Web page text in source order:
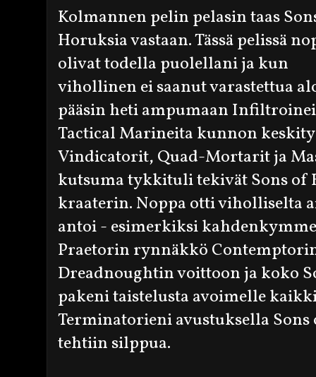
Kolmannen pelin pelasin taas
Horuksia vastaan. Tässä pelissä
olivat todella puolellani ja kun
vihollinen ei saanut varastettua
pääsin heti ampumaan
Tactical Marineita kunnon
Vindicatorit, Quad-Mortarit ja
kutsuma tykkituli tekivät Sons of
kraaterin. Noppa otti viholliselta
antoi - esimerkiksi
Praetorin rynnäkkö
Dreadnoughtin voittoon ja koko
pakeni taistelusta avoimelle
Terminatorieni avustuksella
tehtiin silppua.